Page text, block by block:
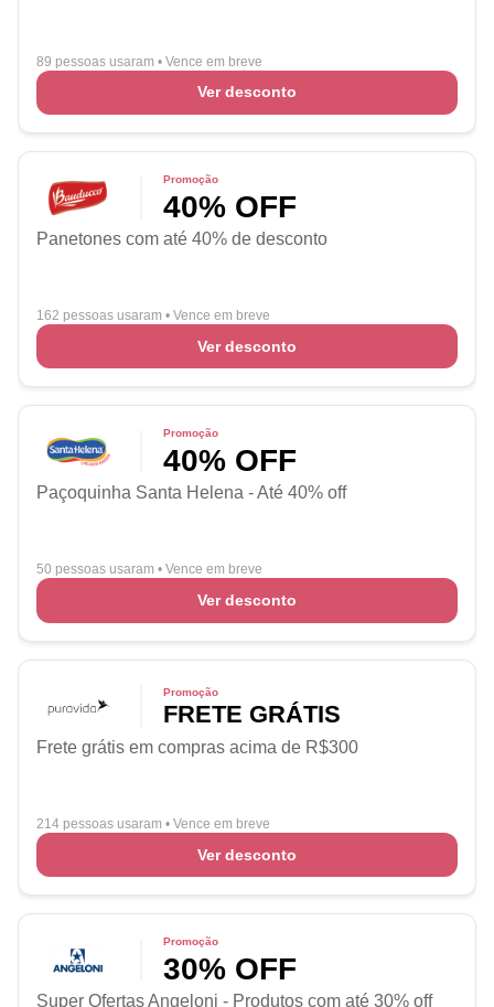
89 pessoas usaram • Vence em breve
Ver desconto
Promoção
40% OFF
Panetones com até 40% de desconto
162 pessoas usaram • Vence em breve
Ver desconto
Promoção
40% OFF
Paçoquinha Santa Helena - Até 40% off
50 pessoas usaram • Vence em breve
Ver desconto
Promoção
FRETE GRÁTIS
Frete grátis em compras acima de R$300
214 pessoas usaram • Vence em breve
Ver desconto
Promoção
30% OFF
Super Ofertas Angeloni - Produtos com até 30% off